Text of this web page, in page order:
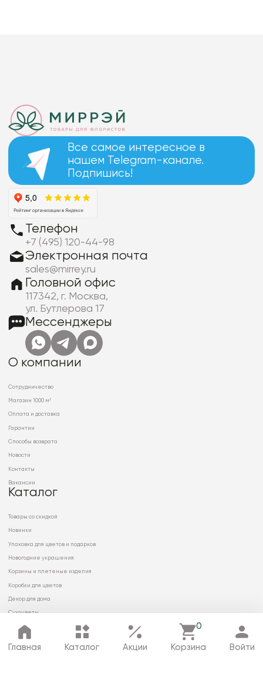
Главная Каталог Акции
0
Корзина Войти
Все самое интересное в
нашем Telegram-канале.
Подпишись!
Телефон
+7 (495) 120-44-98
Электронная почта
sales@mirrey.ru
Головной офис
117342, г. Москва,
ул. Бутлерова 17
Мессенджеры
О компании
Сотрудничество
Магазин 1000 м²
Оплата и доставка
Гарантии
Способы возврата
Новости
Контакты
Вакансии
Каталог
Товары со скидкой
Новинки
Упаковка для цветов и подарков
Новогодние украшения
Корзины и плетеные изделия
Коробки для цветов
Декор для дома
Сухоцветы
© 2026 ООО «МИРРЭЙ»